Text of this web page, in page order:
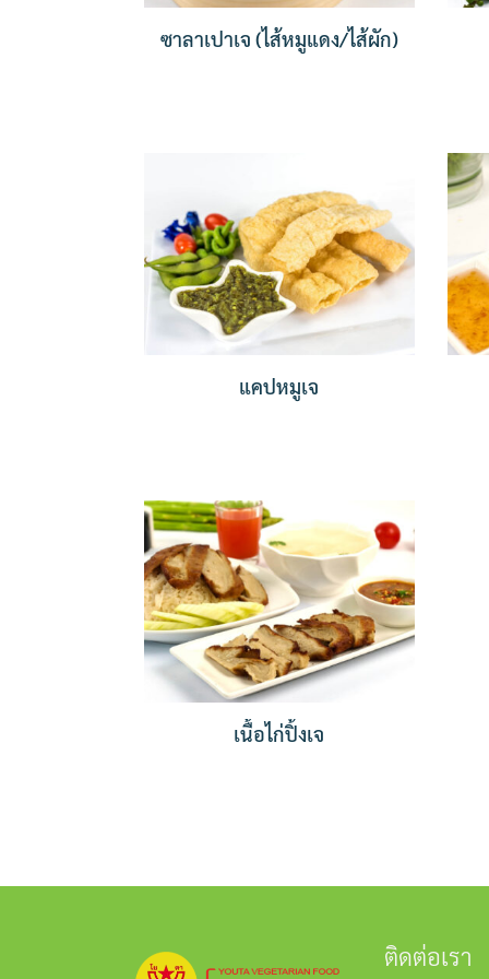
ซาลาเปาเจ (ไส้หมูแดง/ไส้ผัก)
แคปหมูเจ
เนื้อไก่ปิ้งเจ
ติดต่อเรา